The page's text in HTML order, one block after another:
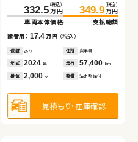
332.5 （税込）
万円
車両本体価格
349.9 （税込）
万円
支払総額
諸費用： 17.4万円 （税込）
保証 あり 住所 岩手県
年式 2024年 走行 57,400 km
排気 2,000cc 整備 法定整備付
見積もり・在庫確認
276.0 （税込）
万円
車両本体価格
279.8 （税込）
万円
支払総額
諸費用： 3.8万円（税込）
保証 あり 住所 北海道
年式 2022年 走行 27,300 km
排気 1,500cc 整備 法定整備付
見積もり・在庫確認
239.7 （税込）
万円
車両本体価格
245.4 （税込）
万円
支払総額
諸費用： 5.7万円（税込）
保証 なし 住所 岡山県
年式 2020年 走行 23,300 km
排気 660cc 整備 法定整備付
見積もり・在庫確認
111.1 （税込）
万円
車両本体価格
119.8 （税込）
万円
支払総額
諸費用： 8.7万円（税込）
保証 あり 住所 北海道
年式 2015年 走行 103,500km
排気 1,500cc 整備 法定整備付
見積もり・在庫確認